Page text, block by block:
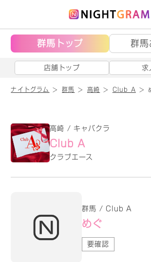
群馬トップ 群馬
店舗トップ 求
ナイトグラム 群馬 高崎 Club A
高崎 / キャバクラ
Club A
クラブエース
群馬 / Club A
めぐ
要確認